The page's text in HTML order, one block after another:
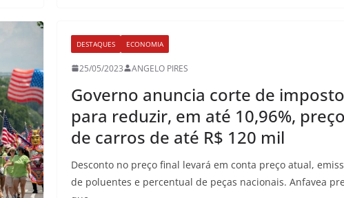
DESTAQUES ECONOMIA
25/05/2023 ANGELO PIRES
Governo anuncia corte de
para reduzir, em até 10,96%,
de carros de até R$ 120 mil
Desconto no preço final levará em conta preço atual,
de poluentes e percentual de peças nacionais. Anfavea